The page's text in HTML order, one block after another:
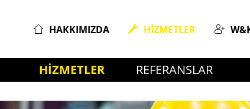
HAKKIMIZDA HIZMETLER
HIZMETLER REFERANSLAR